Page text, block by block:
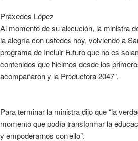
Práxedes López
Al momento de su alocución, la ministra
la alegría con ustedes hoy, volviendo a
programa de Incluir Futuro que no es
contenidos que hicimos desde los
acompañaron y la Productora 2047”.
Para terminar la ministra dijo que “la
momento que podía transformar la
y empoderarnos con ello”.